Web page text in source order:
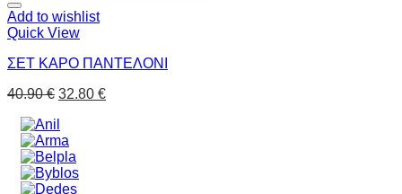
Add to wishlist
Quick View
ΣΕΤ ΚΑΡΟ ΠΑΝΤΕΛΟΝΙ
40.90€ 32.80 €